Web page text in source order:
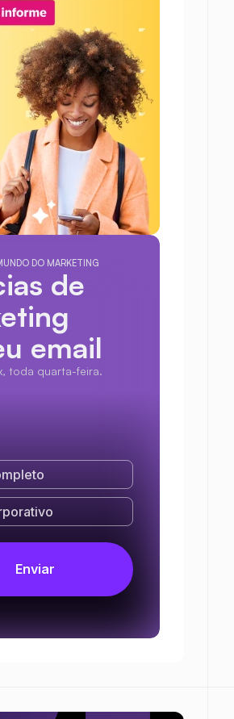
DO MARKETING
de
email
toda quarta-feira.